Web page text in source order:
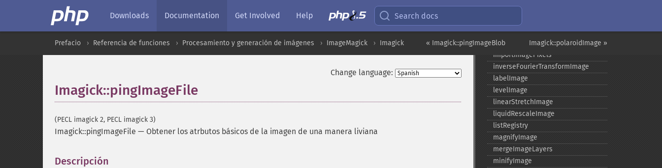
Downloads Documentation Get Involved Help Search docs
Imagick::polaroidImage »
« Imagick::pingImageBlob
Prefacio Referencia de funciones Procesamiento y generación de imágenes ImageMagick Imagick
Change language:
Imagick::pingImageFile
(PECL imagick 2, PECL imagick 3)
Imagick::pingImageFile — Obtener los atrbutos básicos de la imagen de una manera liviana
Descripción
hasPreviousImage
identifyImage
implodeImage
importImagePixels
inverseFourierTransformImage
labelImage
levelImage
linearStretchImage
liquidRescaleImage
listRegistry
magnifyImage
mergeImageLayers
minifyImage